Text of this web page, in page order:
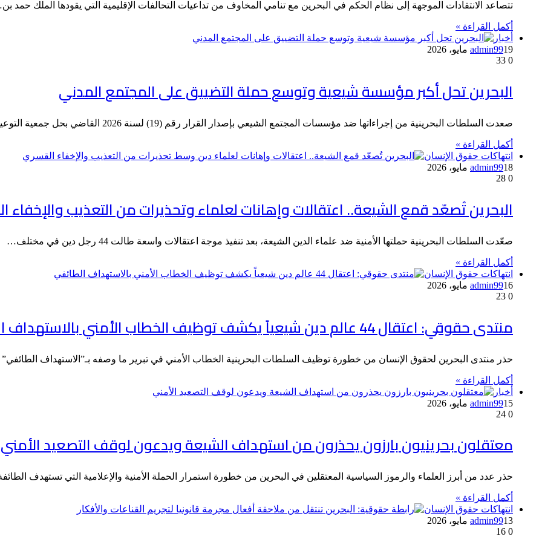
تتصاعد الانتقادات الموجهة إلى نظام الحكم في البحرين مع تنامي المخاوف من تداعيات التحالفات الإقليمية التي يقودها الملك حمد
أكمل القراءة »
أخبار
admin9919 مايو، 2026
0
البحرين تحل أكبر مؤسسة شيعية وتوسع حملة التضييق على المجتمع المدني
صعدت السلطات البحرينية من إجراءاتها ضد مؤسسات المجتمع الشيعي بإصدار القرار رقم (19) لسنة 2026 القاضي بحل جمعية التوعية الإسلامية،…
أكمل القراءة »
انتهاكات حقوق الإنسان
admin9918 مايو، 2026
0
البحرين تُصعّد قمع الشيعة.. اعتقالات وإهانات لعلماء وتحذيرات من التعذيب والإخفاء
صعّدت السلطات البحرينية حملتها الأمنية ضد علماء الدين الشيعة، بعد تنفيذ موجة اعتقالات واسعة طالت 44 رجل دين في مختلف…
أكمل القراءة »
انتهاكات حقوق الإنسان
admin9916 مايو، 2026
0
منتدى حقوقي: اعتقال 44 عالم دين شيعياً يكشف توظيف الخطاب الأمني بالاستهداف الطائفي
حذر منتدى البحرين لحقوق الإنسان من خطورة توظيف السلطات البحرينية الخطاب الأمني في تبرير ما وصفه بـ”الاستهداف
أكمل القراءة »
أخبار
admin9915 مايو، 2026
0
معتقلون بحرينيون بارزون يحذرون من استهداف الشيعة ويدعون لوقف التصعيد الأمني
حذر عدد من أبرز العلماء والرموز السياسية المعتقلين في البحرين من خطورة استمرار الحملة الأمنية والإعلامية التي تستهدف
أكمل القراءة »
انتهاكات حقوق الإنسان
admin9913 مايو، 2026
0